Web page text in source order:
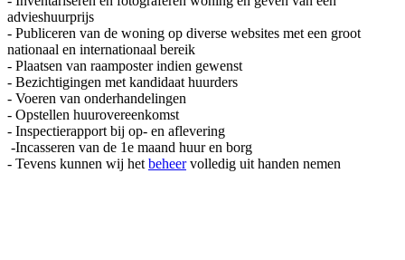
advieshuurprijs
- Publiceren van de woning op diverse websites met een groot
nationaal en internationaal bereik
- Plaatsen van raamposter indien gewenst
- Bezichtigingen met kandidaat huurders
- Voeren van onderhandelingen
- Opstellen huurovereenkomst
- Inspectierapport bij op- en aflevering
-Incasseren van de 1e maand huur en borg
- Tevens kunnen wij het beheervolledig uit handen nemen